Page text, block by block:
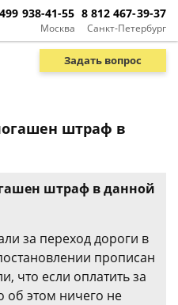
Москва
938-41-55
Санкт-Петербург
8 812 467-39-37
Задать вопрос
штраф в
штраф в данной
за переход дороги в
прописан
что если оплатить за
об этом ничего не